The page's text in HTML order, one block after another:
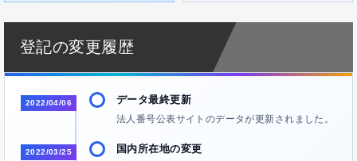
登記の変更履歴
2022/04/06 データ最終更新
法人番号公表サイトのデータが更新されました。
2022/03/25 国内所在地の変更